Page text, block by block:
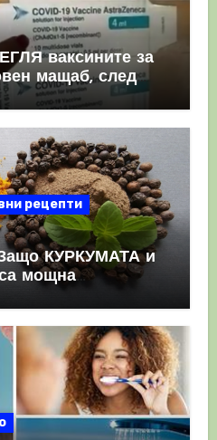
ваксините за
мащаб, след
причиняват
рецепти
КУРКУМАТА и
мощна